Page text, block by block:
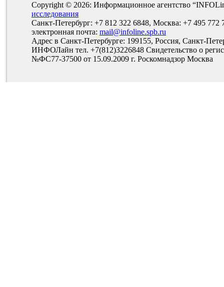
Copyright © 2026: Информационное агентство
исследования
Санкт-Петербург: +7 812 322 6848, Москва: +7 495 772
электронная почта: mail@infoline.spb.ru
Адрес в Санкт-Петербурге: 199155, Россия, Санкт-
ИНФОЛайн тел. +7(812)3226848 Свидетельство о
№ФС77-37500 от 15.09.2009 г. Роскомнадзор Москва